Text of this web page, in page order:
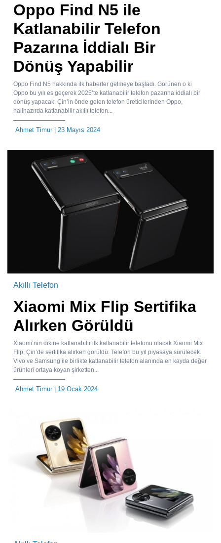
Oppo Find N5 ile
Katlanabilir Telefon
Pazarına İddialı Bir
Dönüş Yapabilir
Oppo Find N5 hakkında ilk haberler gelmeye başladı. Görünen o ki
Oppo bu yılı es geçerek 2025’te katlanabilir telefon pazarına iddialı bir
dönüş yapacak. Çin’in önde gelen telefon üreticilerinden Oppo,
halihazırda katlanabilir akıllı telefon...
Ahmet Timur| 23 Mayıs 2024
Akıllı Telefon
Xiaomi Mix Flip Sertifika
Alırken Görüldü
Xiaomi’nin dikine katlanabilir ilk katlanabilir telefonu olacak Xiaomi Mix
Flip, Çin’de sertifika alırken görüldü. Telefon bu yıl piyasaya sürülecek.
Vivo ve Samsung ile birlikte katlanabilir telefon alanında en kayda değer
ürünleri ortaya koyan şirketten...
Ahmet Timur| 19 Ocak 2024